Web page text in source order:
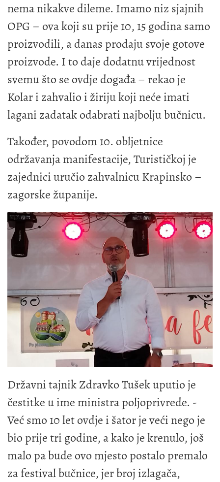
nema nikakve dileme. Imamo niz sjajnih
OPG – ova koji su prije 10, 15 godina samo
proizvodili, a danas prodaju svoje gotove
proizvode. I to daje dodatnu vrijednost
svemu što se ovdje događa – rekao je
Kolar i zahvalio i žiriju koji neće imati
lagani zadatak odabrati najbolju bučnicu.
Također, povodom 10. obljetnice
održavanja manifestacije, Turističkoj je
zajednici uručio zahvalnicu Krapinsko –
zagorske županije.
Državni tajnik Zdravko Tušek uputio je
čestitke u ime ministra poljoprivrede. -
Već smo 10 let ovdje i šator je veći nego je
bio prije tri godine, a kako je krenulo, još
malo pa bude ovo mjesto postalo premalo
za festival bučnice, jer broj izlagača,